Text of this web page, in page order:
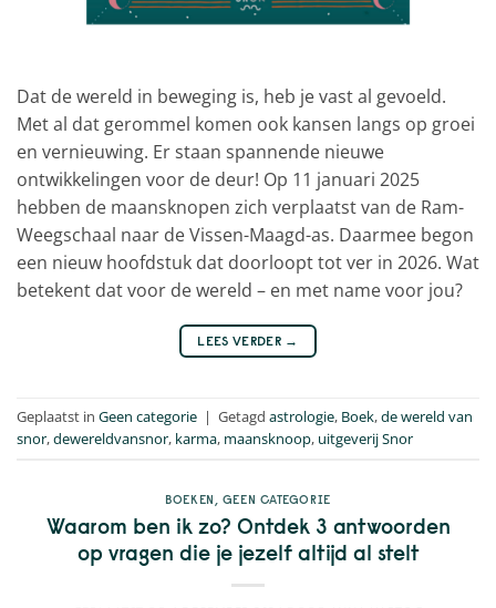
Dat de wereld in beweging is, heb je vast al gevoeld.
Met al dat gerommel komen ook kansen langs op groei
en vernieuwing. Er staan spannende nieuwe
ontwikkelingen voor de deur! Op 11 januari 2025
hebben de maansknopen zich verplaatst van de Ram-
Weegschaal naar de Vissen-Maagd-as. Daarmee begon
een nieuw hoofdstuk dat doorloopt tot ver in 2026. Wat
betekent dat voor de wereld – en met name voor jou?
LEES VERDER →
Geplaatst in Geen categorie | Getagd astrologie, Boek,de wereld van
snor,dewereldvansnor, karma, maansknoop, uitgeverij Snor
BOEKEN , GEEN CATEGORIE
Waarom ben ik zo? Ontdek 3 antwoorden
op vragen die je jezelf altijd al stelt